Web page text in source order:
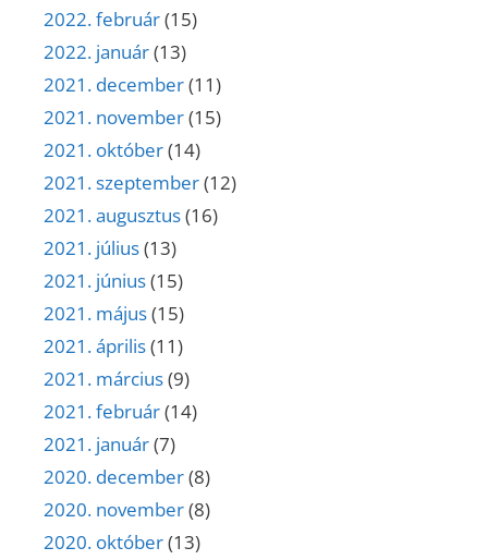
2022. február(15)
2022. január(13)
2021. december(11)
2021. november(15)
2021. október(14)
2021. szeptember(12)
2021. augusztus(16)
2021. július(13)
2021. június(15)
2021. május(15)
2021. április(11)
2021. március(9)
2021. február(14)
2021. január(7)
2020. december(8)
2020. november(8)
2020. október(13)